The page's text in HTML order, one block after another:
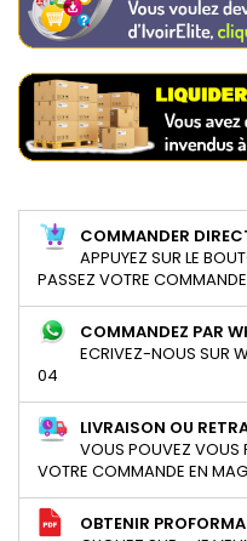
COMMANDER
APPUYEZ SUR LE
PASSEZ VOTRE
COMMANDEZ PAR
ECRIVEZ-NOUS SUR
04
LIVRAISON OU
VOUS POUVEZ VOUS
VOTRE COMMANDE EN
OBTENIR